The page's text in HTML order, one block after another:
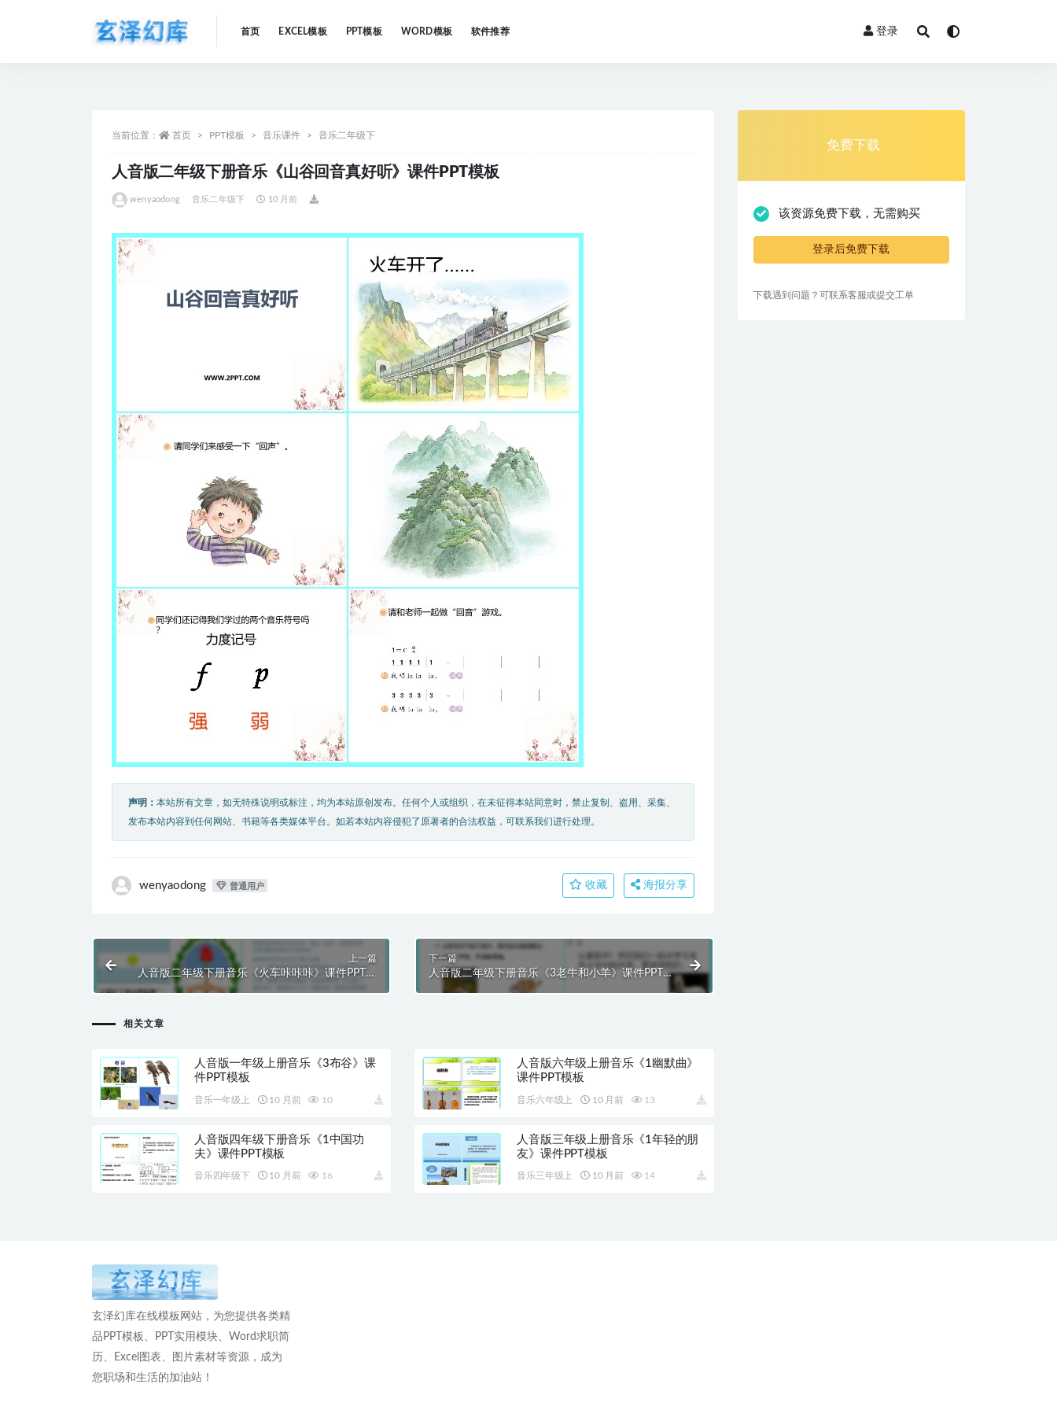
首页 EXCEL模板 PPT模板 WORD模板 软件推荐 登录
当前位置： 首页 PPT模板 音乐课件 音乐二年级下
人音版二年级下册音乐《山谷回音真好听》课件PPT模板
wenyaodong 音乐二年级下 10 月前
声明： 本站所有文章，如无特殊说明或标注，均为本站原创发布。任何个人或组织，在未征得本站同意时，禁止复制、盗用、采集、
发布本站内容到任何网站、书籍等各类媒体平台。如若本站内容侵犯了原著者的合法权益，可联系我们进行处理。
wenyaodong 普通用户 收藏 海报分享
上一篇
人音版二年级下册音乐《火车咔咔咔》课件PPT模
下一篇
人音版二年级下册音乐《3老牛和小羊》课件PPT模
相关文章
人音版一年级上册音乐《3布谷》课
件PPT模板
音乐一年级上 10 月前 10
人音版六年级上册音乐《1幽默曲》
课件PPT模板
音乐六年级上 10 月前 13
人音版四年级下册音乐《1中国功
夫》课件PPT模板
音乐四年级下 10 月前 16
人音版三年级上册音乐《1年轻的朋
友》课件PPT模板
音乐三年级上 10 月前 14
免费下载
该资源免费下载，无需购买
登录后免费下载
下载遇到问题？可联系客服或提交工单
玄泽幻库在线模板网站，为您提供各类精
品PPT模板、PPT实用模块、Word求职简
历、Excel图表、图片素材等资源，成为
您职场和生活的加油站！